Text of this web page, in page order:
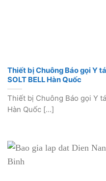
Thiết bị Chuông Báo gọi Y
SOLT BELL Hàn Quốc
Thiết bị Chuông Báo gọi Y
Hàn Quốc [...]